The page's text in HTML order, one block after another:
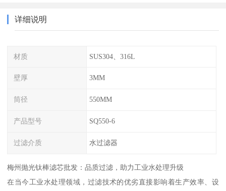
详细说明
材质 SUS304、316L
壁厚 3MM
筒径 550MM
产品型号 SQ550-6
过滤介质 水过滤器
梅州抛光钛棒滤芯批发：品质过滤，助力工业水处理升级
在当今工业水处理领域，过滤技术的优劣直接影响着生产效率、设